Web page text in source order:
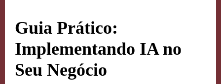
Guia Prático:
Implementando IA no
Seu Negócio